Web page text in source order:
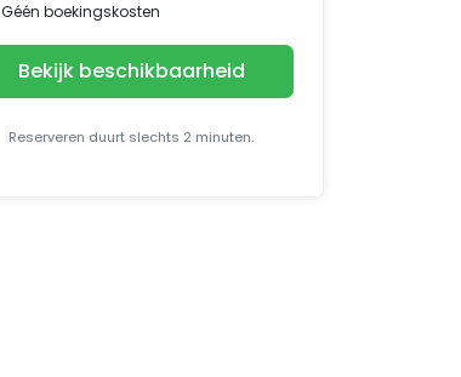
Géén boekingskosten
Bekijk beschikbaarheid
Reserveren duurt slechts 2 minuten.